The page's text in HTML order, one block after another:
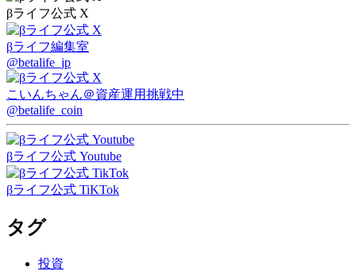
βライフ公式 X
βライフ編集室
@betalife_jp
こいんちゃん＠資産運用挑戦中
@betalife_coin
βライフ公式 Youtube
βライフ公式 TiKTok
タグ
投資